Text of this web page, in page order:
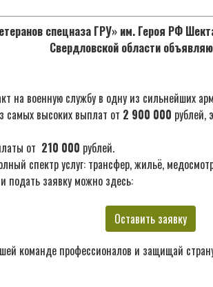
спецназа ГРУ» им. Героя РФ
Свердловской области
на военную службу в одну из сильнейших
самых высоких выплат от 2 900 000 рублей,
от 210 000 рублей.
спектр услуг: трансфер, жильё,
подать заявку можно здесь:
Оставить заявку
команде профессионалов и защищай